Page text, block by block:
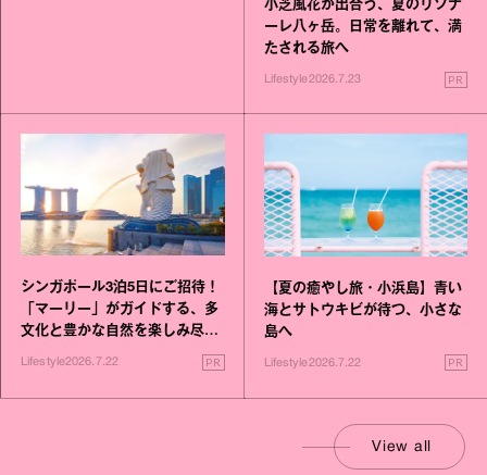
小芝風花が出合う、夏のリゾナ
ーレ八ヶ岳。日常を離れて、満
たされる旅へ
Lifestyle2026.7.23 PR
シンガポール3泊5日にご招待！
「マーリー」がガイドする、多
文化と豊かな自然を楽しみ尽く
す旅
Lifestyle2026.7.22 PR
【夏の癒やし旅・小浜島】青い
海とサトウキビが待つ、小さな
島へ
Lifestyle2026.7.22 PR
View all